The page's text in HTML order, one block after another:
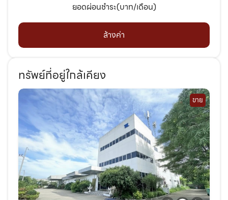
ยอดผ่อนชำระ(บาท/เดือน)
ล้างค่า
ทรัพย์ที่อยู่ใกล้เคียง
ขาย